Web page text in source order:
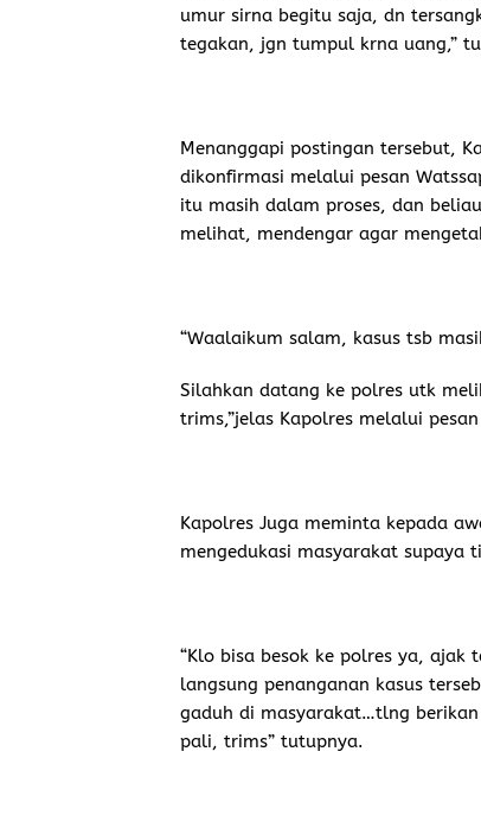
umur sirna begitu saja, dn
tegakan, jgn tumpul krna uang,”
Menanggapi postingan tersebut,
dikonfirmasi melalui pesan
itu masih dalam proses, dan
melihat, mendengar agar
“Waalaikum salam, kasus tsb
Silahkan datang ke polres utk
trims,”jelas Kapolres melalui
Kapolres Juga meminta kepada
mengedukasi masyarakat supaya
“Klo bisa besok ke polres ya,
langsung penanganan kasus
gaduh di masyarakat…tlng
pali, trims” tutupnya.